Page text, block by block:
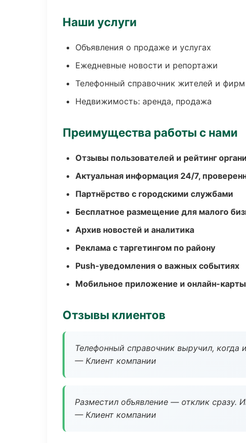
Наши услуги
Объявления о продаже и услугах
Ежедневные новости и репортажи
Телефонный справочник жителей и фирм
Недвижимость: аренда, продажа
Преимущества работы с нами
Отзывы пользователей и рейтинг
Актуальная информация 24/7,
Партнёрство с городскими службами
Бесплатное размещение для малого
Архив новостей и аналитика
Реклама с таргетингом по району
Push-уведомления о важных событиях
Мобильное приложение и онлайн-карты
Отзывы клиентов
Телефонный справочник выручил, когда
— Клиент компании
Разместил объявление — отклик сразу.
— Клиент компании